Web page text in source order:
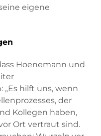
eigene
Hoenemann und
hilft uns, wenn
der
Kollegen haben,
Ort vertraut sind.